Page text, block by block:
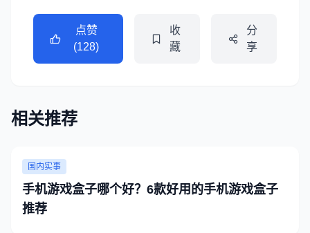
点赞
(128)
收
藏
分
享
相关推荐
国内实事
手机游戏盒子哪个好？6款好用的手机游戏盒子
推荐